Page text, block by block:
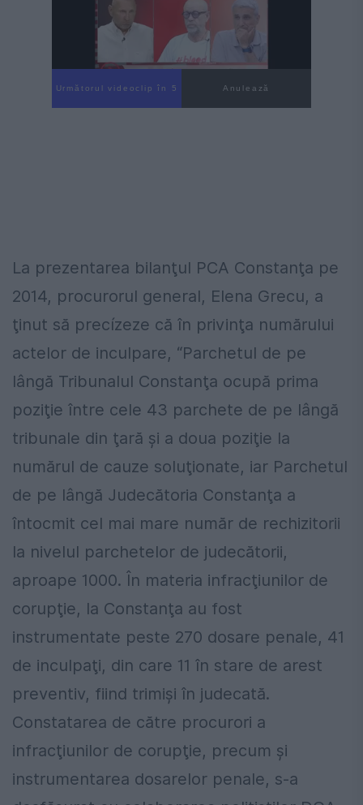
Următorul videoclip în 4 Anulează
La prezentarea bilanţul PCA Constanţa pe
2014, procurorul general, Elena Grecu, a
ţinut să precízeze că în privinţa numărului
actelor de inculpare, “Parchetul de pe
lângă Tribunalul Constanţa ocupă prima
poziţie între cele 43 parchete de pe lângă
tribunale din ţară şi a doua poziţie la
numărul de cauze soluţionate, iar Parchetul
de pe lângă Judecătoria Constanţa a
întocmit cel mai mare număr de rechizitorii
la nivelul parchetelor de judecătorii,
aproape 1000. În materia infracţiunilor de
corupţie, la Constanţa au fost
instrumentate peste 270 dosare penale, 41
de inculpaţi, din care 11 în stare de arest
preventiv, fiind trimişi în judecată.
Constatarea de către procurori a
infracţiunilor de corupţie, precum şi
instrumentarea dosarelor penale, s-a